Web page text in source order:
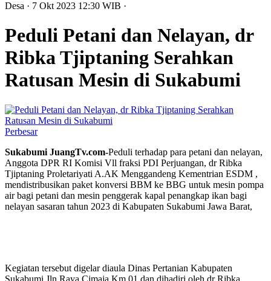
Desa · 7 Okt 2023 12:30 WIB ·
Peduli Petani dan Nelayan, dr
Ribka Tjiptaning Serahkan
Ratusan Mesin di Sukabumi
Perbesar
Sukabumi JuangTv.com-Peduli terhadap para petani dan nelayan,
Anggota DPR RI Komisi Vll fraksi PDI Perjuangan, dr Ribka
Tjiptaning Proletariyati A.AK Menggandeng Kementrian ESDM ,
mendistribusikan paket konversi BBM ke BBG untuk mesin pompa
air bagi petani dan mesin penggerak kapal penangkap ikan bagi
nelayan sasaran tahun 2023 di Kabupaten Sukabumi Jawa Barat,
Kegiatan tersebut digelar diaula Dinas Pertanian Kabupaten
Sukabumi Jln Raya Cimaja Km 01.dan dihadiri oleh dr Ribka